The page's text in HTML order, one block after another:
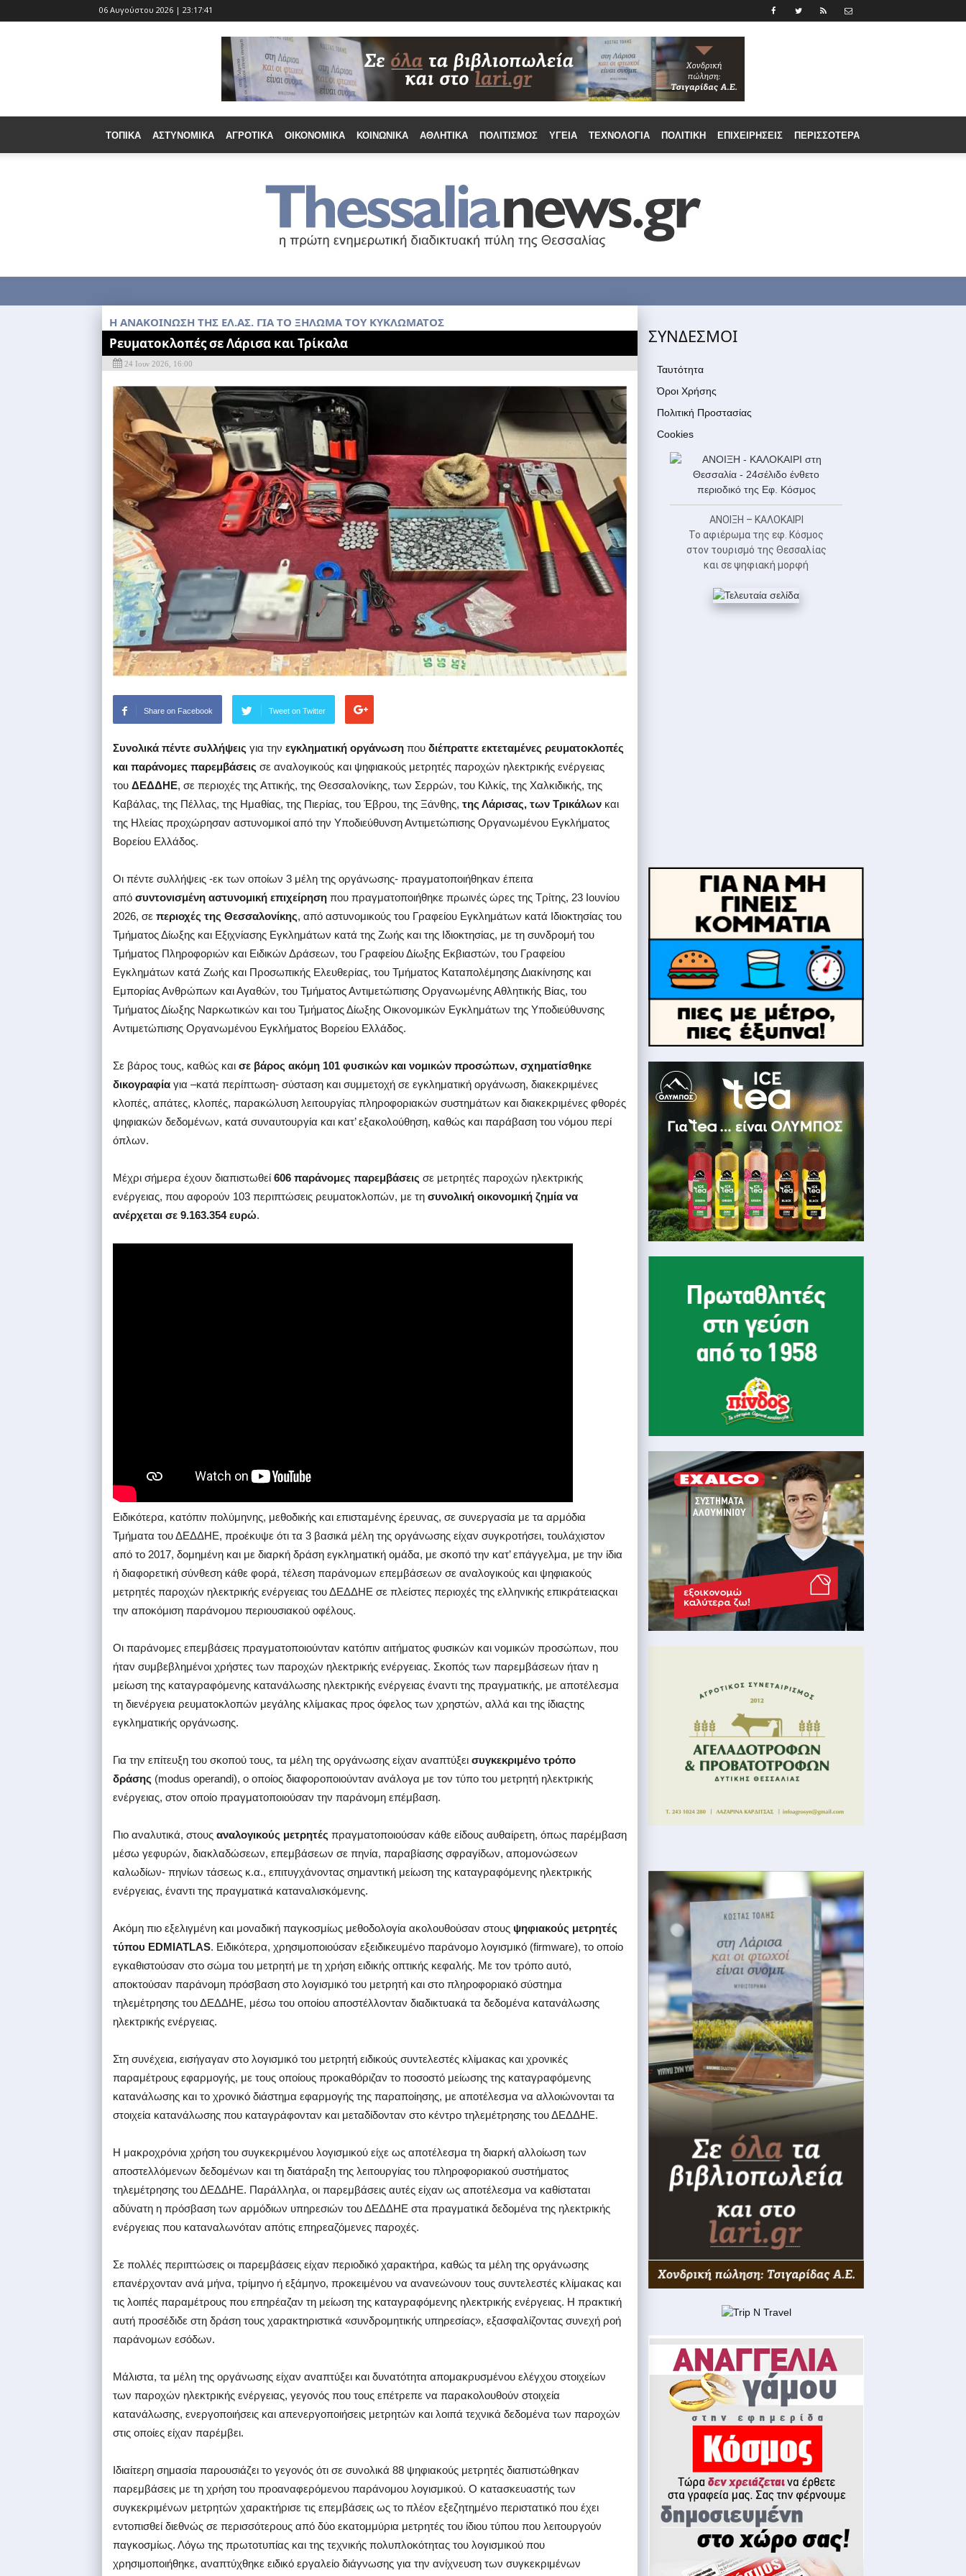
06 Αυγούστου 2026 | 23:17:43
ΤΟΠΙΚΆ ΑΣΤΥΝΟΜΙΚΆ ΑΓΡΟΤΙΚΆ ΟΙΚΟΝΟΜΙΚΆ ΚΟΙΝΩΝΙΚΆ ΑΘΛΗΤΙΚΆ ΠΟΛΙΤΙΣΜΌΣ ΥΓΕΊΑ ΤΕΧΝΟΛΟΓΊΑ ΠΟΛΙΤΙΚΉ ΕΠΙΧΕΙΡΉΣΕΙΣ ΠΕΡΙΣΣΟΤΕΡΑ
H ΑΝΑΚΟΊΝΩΣΗ ΤΗΣ ΕΛ.ΑΣ. ΓΙΑ ΤΟ ΞΉΛΩΜΑ ΤΟΥ ΚΥΚΛΏΜΑΤΟΣ
Ρευματοκλοπές σε Λάρισα και Τρίκαλα
24 Ιουν 2026, 16:00
Share on Facebook Tweet on Twitter
Συνολικά πέντε συλλήψεις για την εγκληματική οργάνωση που διέπραττε εκτεταμένες ρευματοκλοπές
και παράνομες παρεμβάσεις σε αναλογικούς και ψηφιακούς μετρητές παροχών ηλεκτρικής ενέργειας
του ΔΕΔΔΗΕ, σε περιοχές της Αττικής, της Θεσσαλονίκης, των Σερρών, του Κιλκίς, της Χαλκιδικής, της
Καβάλας, της Πέλλας, της Ημαθίας, της Πιερίας, του Έβρου, της Ξάνθης, της Λάρισας, των Τρικάλων και
της Ηλείας προχώρησαν αστυνομικοί από την Υποδιεύθυνση Αντιμετώπισης Οργανωμένου Εγκλήματος
Βορείου Ελλάδος.
Οι πέντε συλλήψεις -εκ των οποίων 3 μέλη της οργάνωσης- πραγματοποιήθηκαν έπειτα
από συντονισμένη αστυνομική επιχείρηση που πραγματοποιήθηκε πρωινές ώρες της Τρίτης, 23 Ιουνίου
2026, σε περιοχές της Θεσσαλονίκης, από αστυνομικούς του Γραφείου Εγκλημάτων κατά Ιδιοκτησίας του
Τμήματος Δίωξης και Εξιχνίασης Εγκλημάτων κατά της Ζωής και της Ιδιοκτησίας, με τη συνδρομή του
Τμήματος Πληροφοριών και Ειδικών Δράσεων, του Γραφείου Δίωξης Εκβιαστών, του Γραφείου
Εγκλημάτων κατά Ζωής και Προσωπικής Ελευθερίας, του Τμήματος Καταπολέμησης Διακίνησης και
Εμπορίας Ανθρώπων και Αγαθών, του Τμήματος Αντιμετώπισης Οργανωμένης Αθλητικής Βίας, του
Τμήματος Δίωξης Ναρκωτικών και του Τμήματος Δίωξης Οικονομικών Εγκλημάτων της Υποδιεύθυνσης
Αντιμετώπισης Οργανωμένου Εγκλήματος Βορείου Ελλάδος.
Σε βάρος τους, καθώς και σε βάρος ακόμη 101 φυσικών και νομικών προσώπων, σχηματίσθηκε
δικογραφία για –κατά περίπτωση- σύσταση και συμμετοχή σε εγκληματική οργάνωση, διακεκριμένες
κλοπές, απάτες, κλοπές, παρακώλυση λειτουργίας πληροφοριακών συστημάτων και διακεκριμένες φθορές
ψηφιακών δεδομένων, κατά συναυτουργία και κατ’ εξακολούθηση, καθώς και παράβαση του νόμου περί
όπλων.
Μέχρι σήμερα έχουν διαπιστωθεί 606 παράνομες παρεμβάσεις σε μετρητές παροχών ηλεκτρικής
ενέργειας, που αφορούν 103 περιπτώσεις ρευματοκλοπών, με τη συνολική οικονομική ζημία να
ανέρχεται σε 9.163.354 ευρώ.
Ειδικότερα, κατόπιν πολύμηνης, μεθοδικής και επισταμένης έρευνας, σε συνεργασία με τα αρμόδια
Τμήματα του ΔΕΔΔΗΕ, προέκυψε ότι τα 3 βασικά μέλη της οργάνωσης είχαν συγκροτήσει, τουλάχιστον
από το 2017, δομημένη και με διαρκή δράση εγκληματική ομάδα, με σκοπό την κατ’ επάγγελμα, με την ίδια
ή διαφορετική σύνθεση κάθε φορά, τέλεση παράνομων επεμβάσεων σε αναλογικούς και ψηφιακούς
μετρητές παροχών ηλεκτρικής ενέργειας του ΔΕΔΔΗΕ σε πλείστες περιοχές της ελληνικής επικράτειαςκαι
την αποκόμιση παράνομου περιουσιακού οφέλους.
Οι παράνομες επεμβάσεις πραγματοποιούνταν κατόπιν αιτήματος φυσικών και νομικών προσώπων, που
ήταν συμβεβλημένοι χρήστες των παροχών ηλεκτρικής ενέργειας. Σκοπός των παρεμβάσεων ήταν η
μείωση της καταγραφόμενης κατανάλωσης ηλεκτρικής ενέργειας έναντι της πραγματικής, με αποτέλεσμα
τη διενέργεια ρευματοκλοπών μεγάλης κλίμακας προς όφελος των χρηστών, αλλά και της ίδιαςτης
εγκληματικής οργάνωσης.
Για την επίτευξη του σκοπού τους, τα μέλη της οργάνωσης είχαν αναπτύξει συγκεκριμένο τρόπο
δράσης (modus operandi), ο οποίος διαφοροποιούνταν ανάλογα με τον τύπο του μετρητή ηλεκτρικής
ενέργειας, στον οποίο πραγματοποιούσαν την παράνομη επέμβαση.
Πιο αναλυτικά, στους αναλογικούς μετρητές πραγματοποιούσαν κάθε είδους αυθαίρετη, όπως παρέμβαση
μέσω γεφυρών, διακλαδώσεων, επεμβάσεων σε πηνία, παραβίασης σφραγίδων, απομονώσεων
καλωδίων- πηνίων τάσεως κ.α., επιτυγχάνοντας σημαντική μείωση της καταγραφόμενης ηλεκτρικής
ενέργειας, έναντι της πραγματικά καταναλισκόμενης.
Ακόμη πιο εξελιγμένη και μοναδική παγκοσμίως μεθοδολογία ακολουθούσαν στους ψηφιακούς μετρητές
τύπου EDMIATLAS. Ειδικότερα, χρησιμοποιούσαν εξειδικευμένο παράνομο λογισμικό (firmware), το οποίο
εγκαθιστούσαν στο σώμα του μετρητή με τη χρήση ειδικής οπτικής κεφαλής. Με τον τρόπο αυτό,
αποκτούσαν παράνομη πρόσβαση στο λογισμικό του μετρητή και στο πληροφοριακό σύστημα
τηλεμέτρησης του ΔΕΔΔΗΕ, μέσω του οποίου αποστέλλονταν διαδικτυακά τα δεδομένα κατανάλωσης
ηλεκτρικής ενέργειας.
Στη συνέχεια, εισήγαγαν στο λογισμικό του μετρητή ειδικούς συντελεστές κλίμακας και χρονικές
παραμέτρους εφαρμογής, με τους οποίους προκαθόριζαν το ποσοστό μείωσης της καταγραφόμενης
κατανάλωσης και το χρονικό διάστημα εφαρμογής της παραποίησης, με αποτέλεσμα να αλλοιώνονται τα
στοιχεία κατανάλωσης που καταγράφονταν και μεταδίδονταν στο κέντρο τηλεμέτρησης του ΔΕΔΔΗΕ.
Η μακροχρόνια χρήση του συγκεκριμένου λογισμικού είχε ως αποτέλεσμα τη διαρκή αλλοίωση των
αποστελλόμενων δεδομένων και τη διατάραξη της λειτουργίας του πληροφοριακού συστήματος
τηλεμέτρησης του ΔΕΔΔΗΕ. Παράλληλα, οι παρεμβάσεις αυτές είχαν ως αποτέλεσμα να καθίσταται
αδύνατη η πρόσβαση των αρμόδιων υπηρεσιών του ΔΕΔΔΗΕ στα πραγματικά δεδομένα της ηλεκτρικής
ενέργειας που καταναλωνόταν απότις επηρεαζόμενες παροχές.
Σε πολλές περιπτώσεις οι παρεμβάσεις είχαν περιοδικό χαρακτήρα, καθώς τα μέλη της οργάνωσης
επανέρχονταν ανά μήνα, τρίμηνο ή εξάμηνο, προκειμένου να ανανεώνουν τους συντελεστές κλίμακας και
τις λοιπές παραμέτρους που επηρέαζαν τη μείωση της καταγραφόμενης ηλεκτρικής ενέργειας. Η πρακτική
αυτή προσέδιδε στη δράση τους χαρακτηριστικά «συνδρομητικής υπηρεσίας», εξασφαλίζοντας συνεχή ροή
παράνομων εσόδων.
Μάλιστα, τα μέλη της οργάνωσης είχαν αναπτύξει και δυνατότητα απομακρυσμένου ελέγχου στοιχείων
των παροχών ηλεκτρικής ενέργειας, γεγονός που τους επέτρεπε να παρακολουθούν στοιχεία
κατανάλωσης, ενεργοποιήσεις και απενεργοποιήσεις μετρητών και λοιπά τεχνικά δεδομένα των παροχών
στις οποίες είχαν παρέμβει.
Ιδιαίτερη σημασία παρουσιάζει το γεγονός ότι σε συνολικά 88 ψηφιακούς μετρητές διαπιστώθηκαν
παρεμβάσεις με τη χρήση του προαναφερόμενου παράνομου λογισμικού. Ο κατασκευαστής των
συγκεκριμένων μετρητών χαρακτήρισε τις επεμβάσεις ως το πλέον εξεζητημένο περιστατικό που έχει
εντοπισθεί διεθνώς σε περισσότερους από δύο εκατομμύρια μετρητές του ίδιου τύπου που λειτουργούν
παγκοσμίως. Λόγω της πρωτοτυπίας και της τεχνικής πολυπλοκότητας του λογισμικού που
χρησιμοποιήθηκε, αναπτύχθηκε ειδικό εργαλείο διάγνωσης για την ανίχνευση των συγκεκριμένων
ΣΥΝΔΕΣΜΟΙ
Ταυτότητα
Όροι Χρήσης
Πολιτική Προστασίας
Cookies
ΑΝΟΙΞΗ – ΚΑΛΟΚΑΙΡΙ
Το αφιέρωμα της εφ. Κόσμος
στον τουρισμό της Θεσσαλίας
και σε ψηφιακή μορφή